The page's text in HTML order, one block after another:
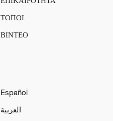
ΤΟΠΟΙ
ΒΙΝΤΕΟ
Español
العربية